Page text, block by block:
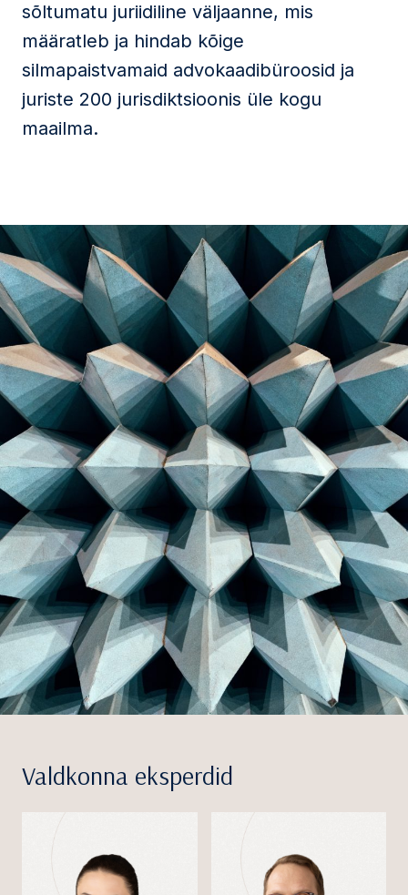
sõltumatu juriidiline väljaanne, mis
määratleb ja hindab kõige
silmapaistvamaid advokaadibüroosid ja
juriste 200 jurisdiktsioonis üle kogu
maailma.
Valdkonna eksperdid